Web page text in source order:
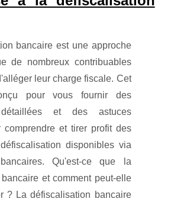
bancaire est une approche
de nombreux contribuables
leur charge fiscale. Cet
pour vous fournir des
détaillées et des astuces
comprendre et tirer profit des
disponibles via
Qu'est-ce que la
et comment peut-elle
? La défiscalisation bancaire